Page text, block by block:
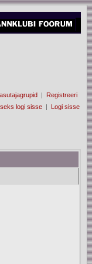
| Registreeri
logi sisse | Logi sisse